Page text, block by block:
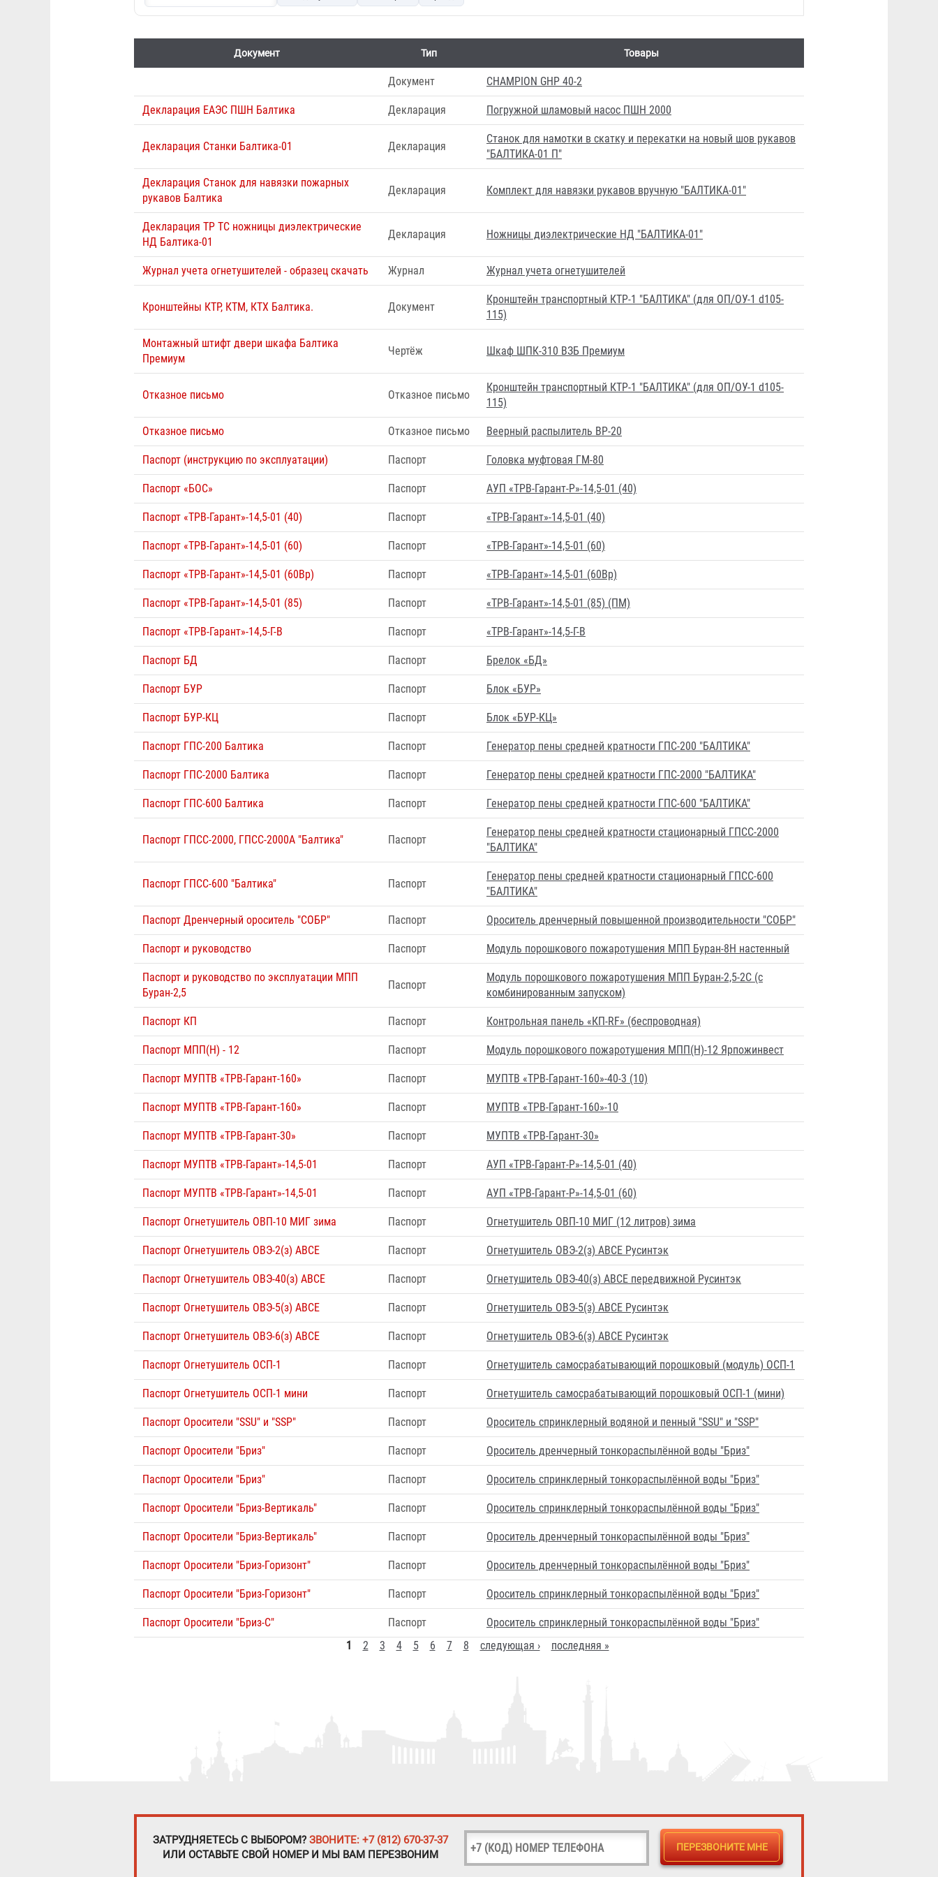
Документ Тип Товары
Документ CHAMPION GHP 40-2
Декларация ЕАЭС ПШН Балтика Декларация Погружной шламовый насос ПШН 2000
Декларация Станки Балтика-01 Декларация
Станок для намотки в скатку и перекатки на новый шов рукавов
"БАЛТИКА-01 П"
Декларация Станок для навязки пожарных
рукавов Балтика
Декларация Комплект для навязки рукавов вручную "БАЛТИКА-01"
Декларация ТР ТС ножницы диэлектрические
НД Балтика-01
Декларация Ножницы диэлектрические НД "БАЛТИКА-01"
Журнал учета огнетушителей - образец скачать Журнал Журнал учета огнетушителей
Кронштейны КТР, КТМ, КТХ Балтика. Документ
Кронштейн транспортный КТР-1 "БАЛТИКА" (для ОП/ОУ-1 d105-
115)
Монтажный штифт двери шкафа Балтика
Премиум
Чертёж Шкаф ШПК-310 ВЗБ Премиум
Отказное письмо Отказное письмо
Кронштейн транспортный КТР-1 "БАЛТИКА" (для ОП/ОУ-1 d105-
115)
Отказное письмо Отказное письмо Веерный распылитель ВР-20
Паспорт (инструкцию по эксплуатации) Паспорт Головка муфтовая ГМ-80
Паспорт «БОС» Паспорт АУП «ТРВ-Гарант-Р»-14,5-01 (40)
Паспорт «ТРВ-Гарант»-14,5-01 (40) Паспорт «ТРВ-Гарант»-14,5-01 (40)
Паспорт «ТРВ-Гарант»-14,5-01 (60) Паспорт «ТРВ-Гарант»-14,5-01 (60)
Паспорт «ТРВ-Гарант»-14,5-01 (60Вр) Паспорт «ТРВ-Гарант»-14,5-01 (60Вр)
Паспорт «ТРВ-Гарант»-14,5-01 (85) Паспорт «ТРВ-Гарант»-14,5-01 (85) (ПМ)
Паспорт «ТРВ-Гарант»-14,5-Г-В Паспорт «ТРВ-Гарант»-14,5-Г-В
Паспорт БД Паспорт Брелок «БД»
Паспорт БУР Паспорт Блок «БУР»
Паспорт БУР-КЦ Паспорт Блок «БУР-КЦ»
Паспорт ГПС-200 Балтика Паспорт Генератор пены средней кратности ГПС-200 "БАЛТИКА"
Паспорт ГПС-2000 Балтика Паспорт Генератор пены средней кратности ГПС-2000 "БАЛТИКА"
Паспорт ГПС-600 Балтика Паспорт Генератор пены средней кратности ГПС-600 "БАЛТИКА"
Паспорт ГПСС-2000, ГПСС-2000А "Балтика" Паспорт
Генератор пены средней кратности стационарный ГПСС-2000
"БАЛТИКА"
Паспорт ГПСС-600 "Балтика" Паспорт
Генератор пены средней кратности стационарный ГПСС-600
"БАЛТИКА"
Паспорт Дренчерный ороситель "СОБР" Паспорт Ороситель дренчерный повышенной производительности "СОБР"
Паспорт и руководство Паспорт Модуль порошкового пожаротушения МПП Буран-8Н настенный
Паспорт и руководство по эксплуатации МПП
Буран-2,5
Паспорт
Модуль порошкового пожаротушения МПП Буран-2,5-2C (с
комбинированным запуском)
Паспорт КП Паспорт Контрольная панель «КП-RF» (беспроводная)
Паспорт МПП(Н) - 12 Паспорт Модуль порошкового пожаротушения МПП(Н)-12 Ярпожинвест
Паспорт МУПТВ «ТРВ-Гарант-160» Паспорт МУПТВ «ТРВ-Гарант-160»-40-3 (10)
Паспорт МУПТВ «ТРВ-Гарант-160» Паспорт МУПТВ «ТРВ-Гарант-160»-10
Паспорт МУПТВ «ТРВ-Гарант-30» Паспорт МУПТВ «ТРВ-Гарант-30»
Паспорт МУПТВ «ТРВ-Гарант»-14,5-01 Паспорт АУП «ТРВ-Гарант-Р»-14,5-01 (40)
Паспорт МУПТВ «ТРВ-Гарант»-14,5-01 Паспорт АУП «ТРВ-Гарант-Р»-14,5-01 (60)
Паспорт Огнетушитель ОВП-10 МИГ зима Паспорт Огнетушитель ОВП-10 МИГ (12 литров) зима
Паспорт Огнетушитель ОВЭ-2(з) АВCЕ Паспорт Огнетушитель ОВЭ-2(з) АВCЕ Русинтэк
Паспорт Огнетушитель ОВЭ-40(з) АВCЕ Паспорт Огнетушитель ОВЭ-40(з) АВCЕ передвижной Русинтэк
Паспорт Огнетушитель ОВЭ-5(з) АВCЕ Паспорт Огнетушитель ОВЭ-5(з) АВCЕ Русинтэк
Паспорт Огнетушитель ОВЭ-6(з) АВCЕ Паспорт Огнетушитель ОВЭ-6(з) АВCЕ Русинтэк
Паспорт Огнетушитель ОСП-1 Паспорт Огнетушитель самосрабатывающий порошковый (модуль) ОСП-1
Паспорт Огнетушитель ОСП-1 мини Паспорт Огнетушитель самосрабатывающий порошковый ОСП-1 (мини)
Паспорт Оросители "SSU" и "SSP" Паспорт Ороситель спринклерный водяной и пенный "SSU" и "SSP"
Паспорт Оросители "Бриз" Паспорт Ороситель дренчерный тонкораспылённой воды "Бриз"
Паспорт Оросители "Бриз" Паспорт Ороситель спринклерный тонкораспылённой воды "Бриз"
Паспорт Оросители "Бриз-Вертикаль" Паспорт Ороситель спринклерный тонкораспылённой воды "Бриз"
Паспорт Оросители "Бриз-Вертикаль" Паспорт Ороситель дренчерный тонкораспылённой воды "Бриз"
Паспорт Оросители "Бриз-Горизонт" Паспорт Ороситель дренчерный тонкораспылённой воды "Бриз"
Паспорт Оросители "Бриз-Горизонт" Паспорт Ороситель спринклерный тонкораспылённой воды "Бриз"
Паспорт Оросители "Бриз-С" Паспорт Ороситель спринклерный тонкораспылённой воды "Бриз"
1 2 3 4 5 6 7 8 следующая › последняя »
ЗАТРУДНЯЕТЕСЬ С ВЫБОРОМ? ЗВОНИТЕ: +7 (812) 670-37-37
ИЛИ ОСТАВЬТЕ СВОЙ НОМЕР И МЫ ВАМ ПЕРЕЗВОНИМ